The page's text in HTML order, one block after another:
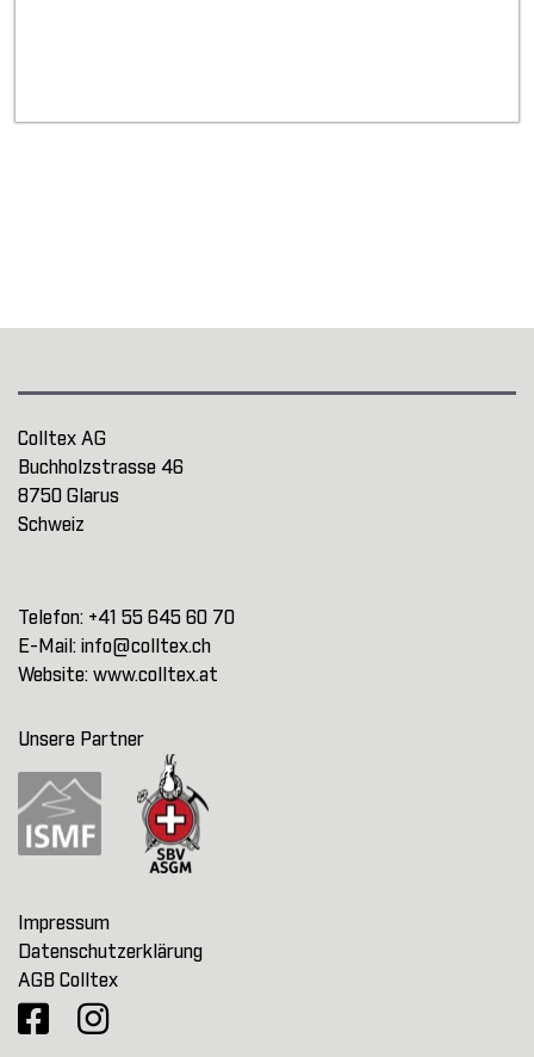
Colltex AG
Buchholzstrasse 46
8750 Glarus
Schweiz
Telefon: +41 55 645 60 70
E-Mail: info@colltex.ch
Website: www.colltex.at
Unsere Partner
Impressum
Datenschutzerklärung
AGB Colltex